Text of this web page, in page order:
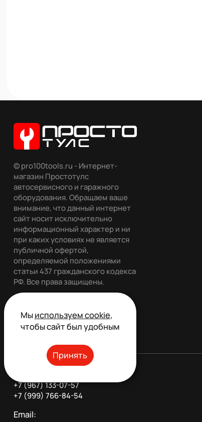
© pro100tools.ru - Интернет-
магазин Простотулс
автосервисного и гаражного
оборудования. Обращаем ваше
внимание, что данный интернет
сайт носит исключительно
информационный характер и ни
при каких условиях не является
публичной офертой,
определяемой положениями
статьи 437 гражданского кодекса
РФ. Все права защищены.
Обратный звонок
+7 (967) 133-07-57
+7 (999) 766-84-54
Email:
Мыиспользуем cookie,
чтобы сайт был удобным
Принять